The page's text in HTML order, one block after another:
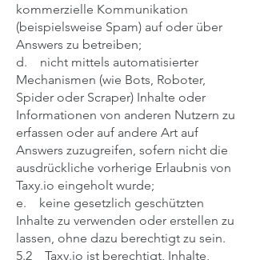
kommerzielle Kommunikation
(beispielsweise Spam) auf oder über
Answers zu betreiben;
d. nicht mittels automatisierter
Mechanismen (wie Bots, Roboter,
Spider oder Scraper) Inhalte oder
Informationen von anderen Nutzern zu
erfassen oder auf andere Art auf
Answers zuzugreifen, sofern nicht die
ausdrückliche vorherige Erlaubnis von
Taxy.io eingeholt wurde;
e. keine gesetzlich geschützten
Inhalte zu verwenden oder erstellen zu
lassen, ohne dazu berechtigt zu sein.
5.2 Taxy.io ist berechtigt, Inhalte,